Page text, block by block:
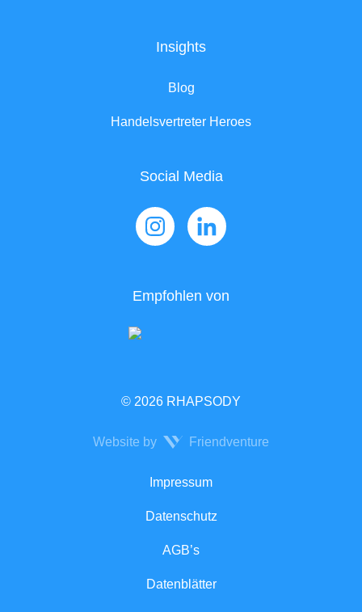
Insights
Blog
Handelsvertreter Heroes
Social Media
Empfohlen von
© 2026 RHAPSODY
Website by Friendventure
Impressum
Datenschutz
AGB’s
Datenblätter